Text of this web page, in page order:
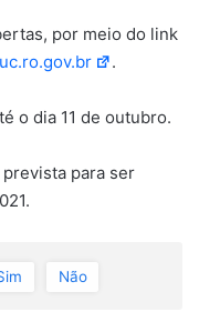
por meio do link
.
o dia 11 de outubro.
para ser
Não